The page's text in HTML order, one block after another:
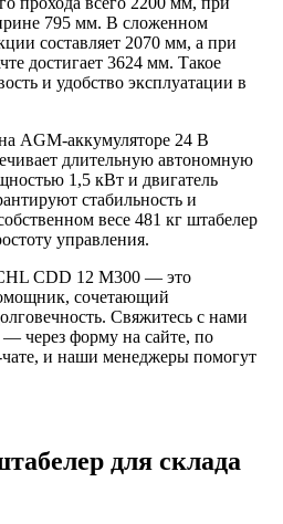
795 мм. В сложенном
составляет 2070 мм, а при
достигает 3624 мм. Такое
и удобство эксплуатации в
AGM-аккумуляторе 24 В
длительную автономную
1,5 кВт и двигатель
стабильность и
весе 481 кг штабелер
управления.
CDD 12 M300 — это
сочетающий
Свяжитесь с нами
через форму на сайте, по
и наши менеджеры помогут
для склада